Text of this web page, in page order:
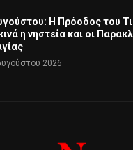
Η Πρόοδος του
η νηστεία και οι
2026